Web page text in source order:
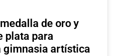
de oro y
plata para
gimnasia artística